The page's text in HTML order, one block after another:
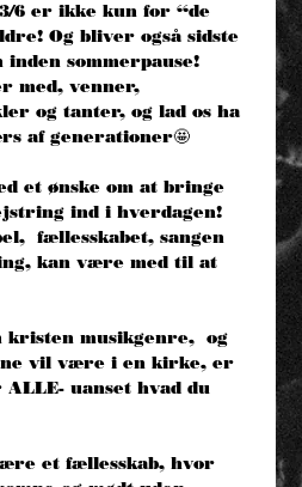
6 er ikke kun for “de
Og bliver også sidste
sommerpause!
med, venner,
og tanter, og lad os ha
af generationer🤩
et ønske om at bringe
ind i hverdagen!
fællesskabet, sangen
kan være med til at
kristen musikgenre,  og
vil være i en kirke, er
uanset hvad du
et fællesskab, hvor